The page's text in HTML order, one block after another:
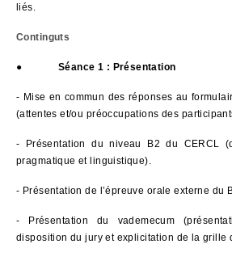
liés.
Continguts
● Séance 1 : Présentation
- Mise en commun des réponses au
(attentes et/ou préoccupations des
- Présentation du niveau B2 du CERCL
pragmatique et linguistique).
- Présentation de l’épreuve orale externe du
- Présentation du vademecum
disposition du jury et explicitation de la grille